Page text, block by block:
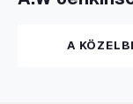
Progress
A+G
Am
A